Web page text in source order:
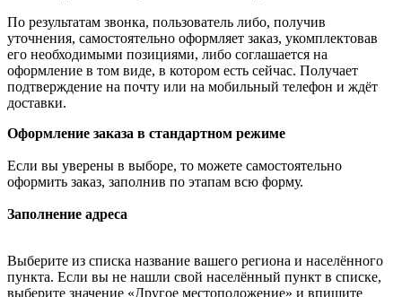
По результатам звонка, пользователь либо, получив
уточнения, самостоятельно оформляет заказ, укомплектовав
его необходимыми позициями, либо соглашается на
оформление в том виде, в котором есть сейчас. Получает
подтверждение на почту или на мобильный телефон и ждёт
доставки.
Оформление заказа в стандартном режиме
Если вы уверены в выборе, то можете самостоятельно
оформить заказ, заполнив по этапам всю форму.
Заполнение адреса
Выберите из списка название вашего региона и населённого
пункта. Если вы не нашли свой населённый пункт в списке,
выберите значение «Другое местоположение» и впишите